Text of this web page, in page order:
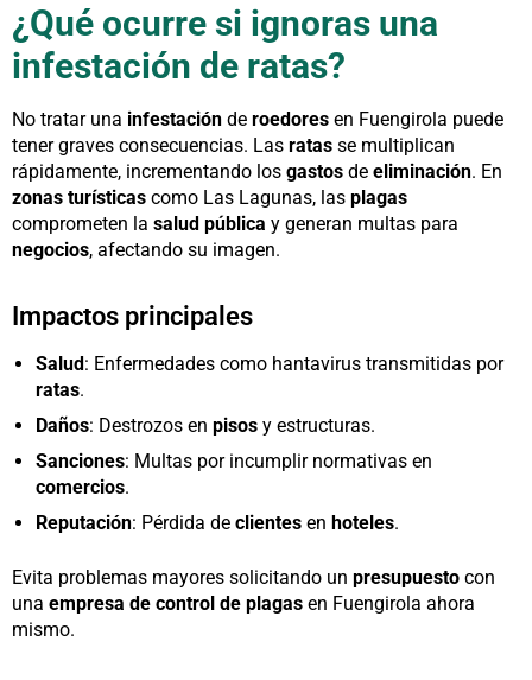
¿Qué ocurre si ignoras una
infestación de ratas?
No tratar una infestación de roedores en Fuengirola puede
tener graves consecuencias. Las ratas se multiplican
rápidamente, incrementando los gastos de eliminación. En
zonas turísticas como Las Lagunas, las plagas
comprometen la salud pública y generan multas para
negocios, afectando su imagen.
Impactos principales
Salud: Enfermedades como hantavirus transmitidas por
ratas.
Daños: Destrozos en pisos y estructuras.
Sanciones: Multas por incumplir normativas en
comercios.
Reputación: Pérdida de clientes en hoteles.
Evita problemas mayores solicitando un presupuesto con
una empresa de control de plagas en Fuengirola ahora
mismo.